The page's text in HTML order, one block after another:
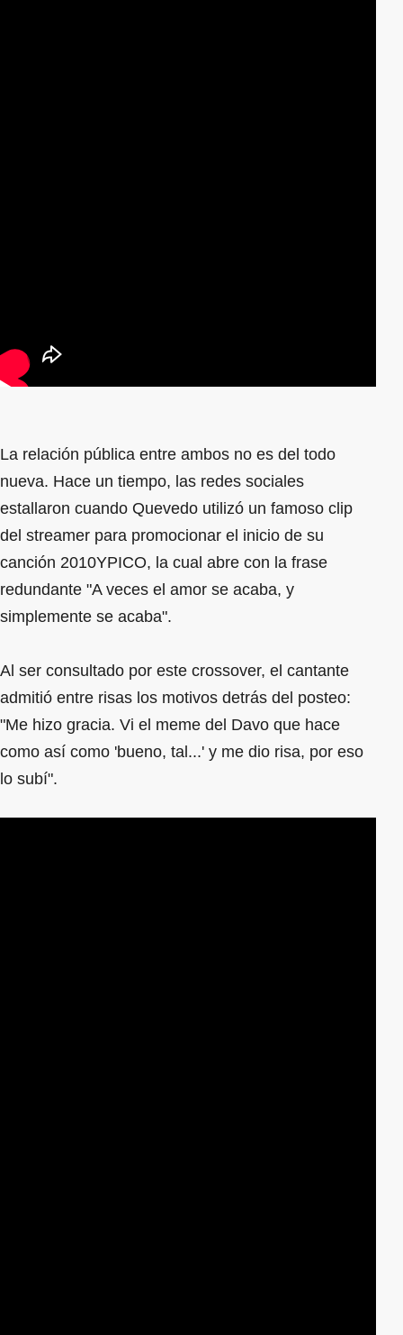
La relación pública entre ambos no es del todo
nueva. Hace un tiempo, las redes sociales
estallaron cuando Quevedo utilizó un famoso clip
del streamer para promocionar el inicio de su
canción 2010YPICO, la cual abre con la frase
redundante "A veces el amor se acaba, y
simplemente se acaba".
Al ser consultado por este crossover, el cantante
admitió entre risas los motivos detrás del posteo:
"Me hizo gracia. Vi el meme del Davo que hace
como así como 'bueno, tal...' y me dio risa, por eso
lo subí".